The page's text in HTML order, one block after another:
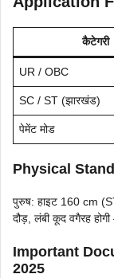
कैटेगरी
UR / OBC
SC / ST (झारखंड)
पेमेंट मोड
Physical
पुरुष: हाइट 160 cm
दौड़, लंबी कूद वगैरह
Important
2025